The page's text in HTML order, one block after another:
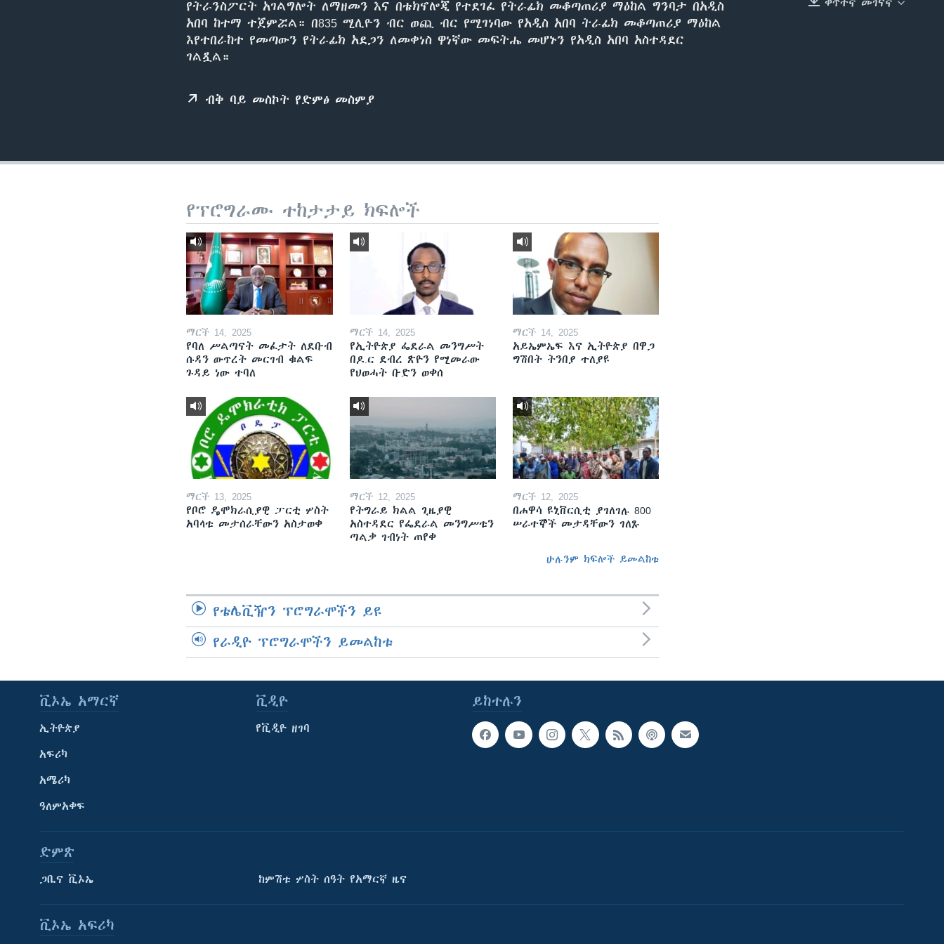
EMBED
የትራንስፖርት አገልግሎት ለማዘመን እና በቴክኖሎጂ የተደገፈ የትራፊክ መቆጣጠሪያ ማዕከል ግንባታ በአዲስ
አበባ ከተማ ተጀምሯል። በ835 ሚሊዮን ብር ወጪ ብር የሚገነባው የአዲስ አበባ ትራፊክ መቆጣጠሪያ ማዕከል
እየተበራከተ የመጣውን የትራፊክ አደጋን ለመቀነስ ዋነኛው መፍትሔ መሆኑን የአዲስ አበባ አስተዳደር
ገልጿል።
ብቅ ባይ መስኮት የድምፅ መስምያ
የፕሮግራሙ ተከታታይ ክፍሎች
ማርች 14, 2025
የባለ ሥልጣናት መፈታት ለደቡብ
ሱዳን ውጥረት መርገብ ቁልፍ
ጉዳይ ነው ተባለ
ማርች 14, 2025
የኢትዮጵያ ፌደራል መንግሥት
በዶ.ር ደብረ ጽዮን የሚመራው
የህወሓት ቡድን ወቀሰ
ማርች 14, 2025
አይኤምኤፍ እና ኢትዮጵያ በዋጋ
ግሽበት ትንበያ ተለያዩ
ማርች 13, 2025
የቦሮ ዴሞክራሲያዊ ፓርቲ ሦስት
አባላቱ መታሰራቸውን አስታወቀ
ማርች 12, 2025
የትግራይ ክልል ጊዜያዊ
አስተዳደር የፌደራል መንግሥቱን
ጣልቃ ገብነት ጠየቀ
ማርች 12, 2025
በሐዋሳ ዩኒቨርሲቲ ያገለገሉ 800
ሠራተኞች መታዳቸውን ገለጹ
ሁሉንም ክፍሎች ይመልከቱ
የቴሌቪዥን ፕሮግራሞችን ይዩ
የራዲዮ ፕሮግራሞችን ይመልከቱ
ይከተሉን
ቪኦኤ አማርኛ
ኢትዮጵያ
አፍሪካ
አሜሪካ
ዓለምአቀፍ
ቪዲዮ
የቪዲዮ ዘገባ
ድምጽ
ጋቢና ቪኦኤ ከምሽቱ ሦስት ሰዓት የአማርኛ ዜና
ቪኦኤ አፍሪካ